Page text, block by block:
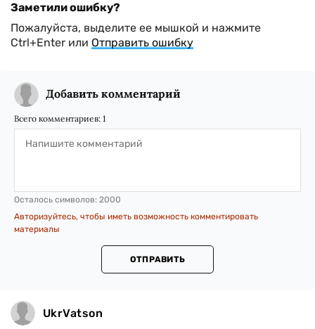
Заметили ошибку?
Пожалуйста, выделите ее мышкой и нажмите
Ctrl+Enter или Отправить ошибку
Добавить комментарий
Всего комментариев: 1
Осталось символов: 2000
Авторизуйтесь, чтобы иметь возможность комментировать
материалы
ОТПРАВИТЬ
UkrVatson